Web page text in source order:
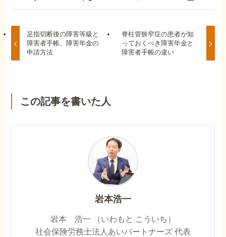
足指切断後の障害等級と
障害者手帳、障害年金の
申請方法
脊柱管狭窄症の患者が知
っておくべき障害年金と
障害者手帳の違い
この記事を書いた人
岩本浩一
岩本 浩一 （いわもと こういち）
社会保険労務士法人あいパートナーズ 代表